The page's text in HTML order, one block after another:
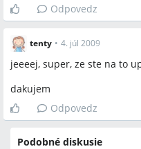
Odpovedz
tenty • 4. júl 2009
jeeeej, super, ze ste na to
dakujem
Odpovedz
Podobné diskusie